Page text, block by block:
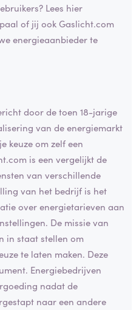
Lees hier
of jij ook Gaslicht.com
energieaanbieder te
door de toen 18-jarige
van de energiemarkt
keuze om zelf een
is een vergelijkt de
van verschillende
van het bedrijf is het
over energietarieven aan
De missie van
in staat stellen om
te laten maken. Deze
Energiebedrijven
nadat de
naar een andere